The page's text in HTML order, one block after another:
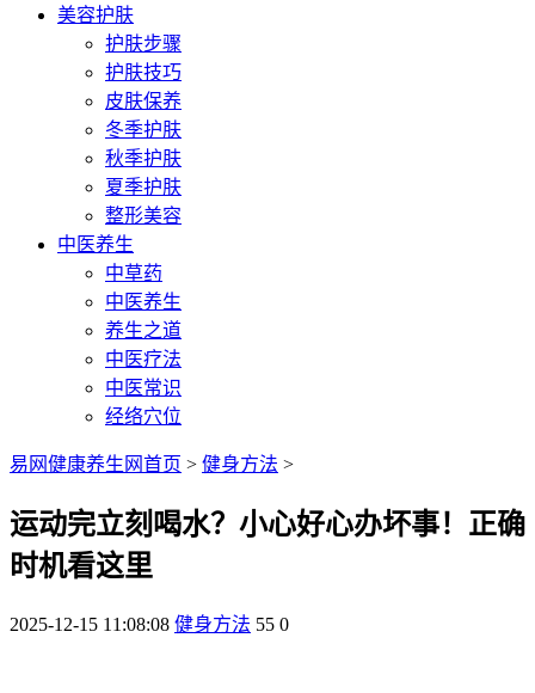
美容护肤
护肤步骤
护肤技巧
皮肤保养
冬季护肤
秋季护肤
夏季护肤
整形美容
中医养生
中草药
中医养生
养生之道
中医疗法
中医常识
经络穴位
易网健康养生网首页 > 健身方法 >
运动完立刻喝水？小心好心办坏事！正确
时机看这里
2025-12-15 11:08:08 健身方法 55 0